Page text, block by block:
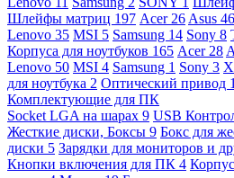
Шлейфы матриц 197 Acer 26 Asus 46
Lenovo 35 MSI 5 Samsung 14 Sony 8
Корпуса для ноутбуков 165 Acer 28
Lenovo 50 MSI 4 Samsung 1 Sony 3
для ноутбука 2 Оптический привод
Комплектующие для ПК
Socket LGA на шарах 9 USB
Жесткие диски, Боксы 9 Бокс для
диски 5 Зарядки для мониторов и
Кнопки включения для ПК 4